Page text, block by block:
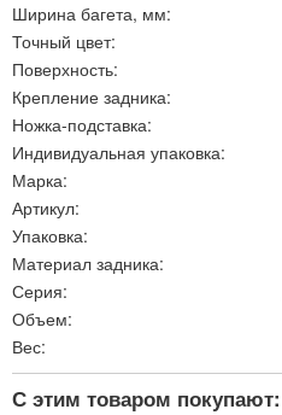
Ширина багета, мм:
Точный цвет:
Поверхность:
Крепление задника:
Ножка-подставка:
Индивидуальная упаковка:
Марка:
Артикул:
Упаковка:
Материал задника:
Серия:
Объем:
Вес:
С этим товаром покупают: